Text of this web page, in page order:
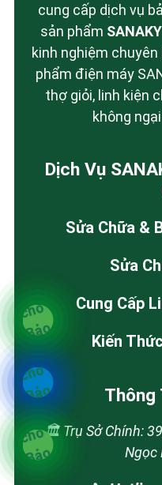
cung cấp dịch vụ
sản phẩm SANAKY
kinh nghiệm
phẩm điện máy
thợ giỏi, linh kiện
không
Dịch Vụ
Sửa Chữa &
Sửa
Cung Cấp
Kiến
Thông
🏛️ Trụ Sở Chính:
Ngọc